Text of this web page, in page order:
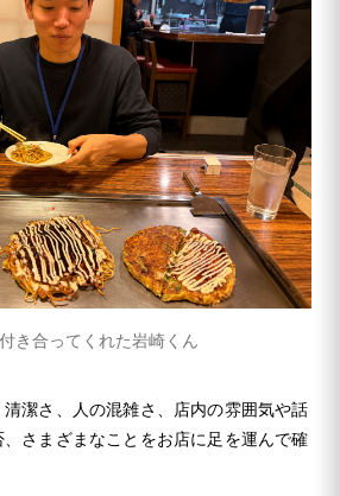
き合ってくれた岩崎くん
潔さ、人の混雑さ、店内の雰囲気や話
さまざまなことをお店に足を運んで確